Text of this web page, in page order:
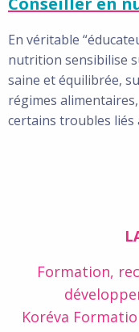
En véritable
nutrition sensibilise
saine et équilibrée,
régimes
certains troubles liés
Formation,
Koréva